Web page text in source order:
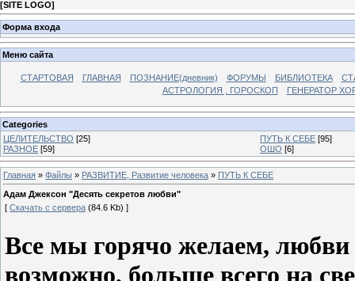
[SITE LOGO]
Форма входа
Меню сайта
СТАРТОВАЯ ГЛАВНАЯ ПОЗНАНИЕ(дневник) ФОРУМЫ БИБЛИОТЕКА
АСТРОЛОГИЯ , ГОРОСКОП
ГЕНЕРАТОР
Categories
ЦЕЛИТЕЛЬСТВО [25] ПУТЬ К СЕБЕ [95]
РАЗНОЕ [59] ОШО [6]
Главная » Файлы » РАЗВИТИЕ, Развитие человека » ПУТЬ К СЕБЕ
Адам Джексон "Десять секретов любви"
[ Скачать с сервера (84.6 Kb) ]
Все мы горячо желаем,
возможно, больше всего на